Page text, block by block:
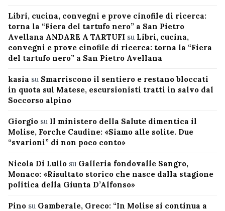
Libri, cucina, convegni e prove cinofile di ricerca:
torna la “Fiera del tartufo nero” a San Pietro
Avellana ANDARE A TARTUFI su Libri, cucina,
convegni e prove cinofile di ricerca: torna la “Fiera
del tartufo nero” a San Pietro Avellana
kasia su Smarriscono il sentiero e restano bloccati
in quota sul Matese, escursionisti tratti in salvo dal
Soccorso alpino
Giorgio su Il ministero della Salute dimentica il
Molise, Forche Caudine: «Siamo alle solite. Due
“svarioni” di non poco conto»
Nicola Di Lullo su Galleria fondovalle Sangro,
Monaco: «Risultato storico che nasce dalla stagione
politica della Giunta D’Alfonso»
Pino su Gamberale, Greco: “In Molise si continua a